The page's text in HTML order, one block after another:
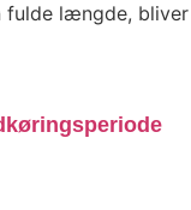
fulde længde, bliver